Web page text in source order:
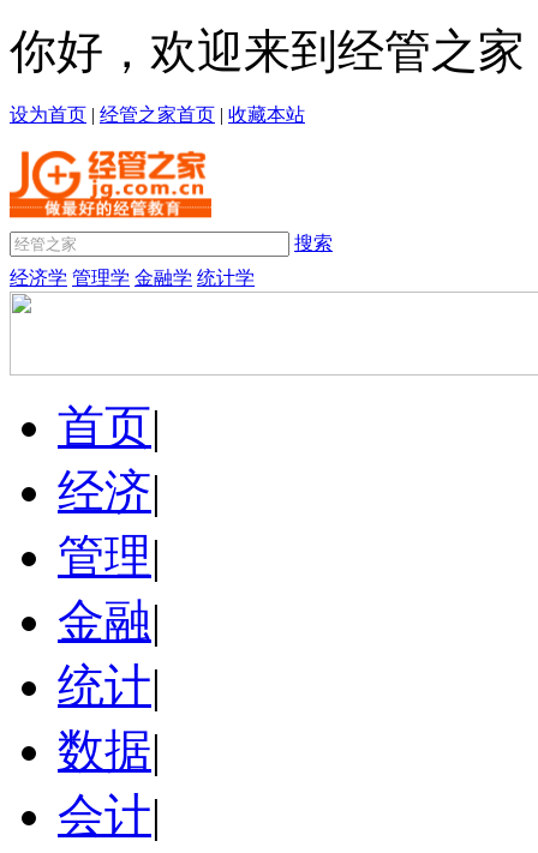
你好，欢迎来到经管之家
设为首页 | 经管之家首页 | 收藏本站
搜索
经济学 管理学 金融学 统计学
首页|
经济|
管理|
金融|
统计|
数据|
会计|